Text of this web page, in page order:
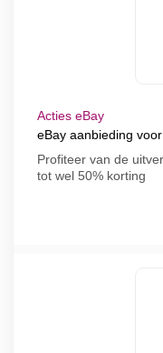
Acties eBay
eBay aanbieding
Profiteer van de
tot wel 50% korting